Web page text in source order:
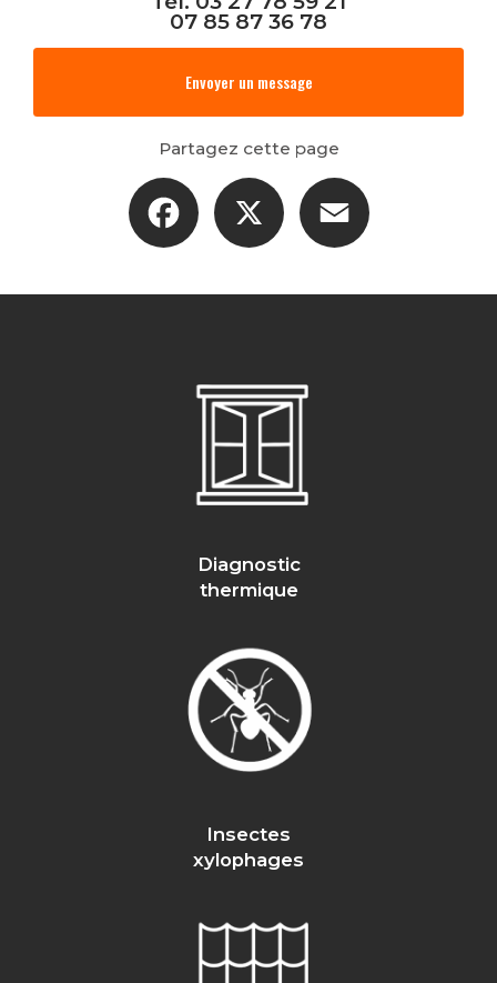
07 85 87 36 78
Envoyer un message
Partagez cette page
Facebook
Diagnostic
thermique
Insectes
xylophages